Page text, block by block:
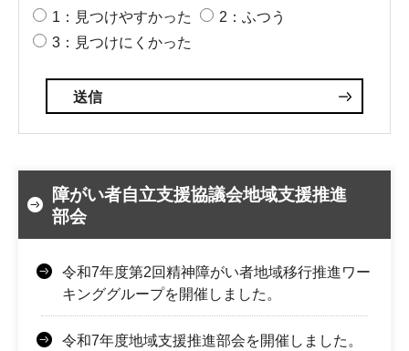
1：見つけやすかった
2：ふつう
3：見つけにくかった
障がい者自立支援協議会地域支援推進
部会
令和7年度第2回精神障がい者地域移行推進ワー
キンググループを開催しました。
令和7年度地域支援推進部会を開催しました。